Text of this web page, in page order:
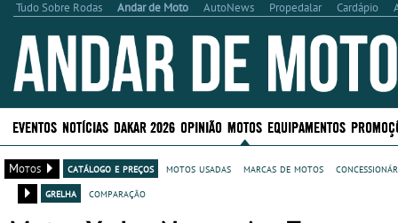
Tudo Sobre Rodas Andar de Moto AutoNews Propedalar Cardápio
EVENTOS NOTÍCIAS DAKAR 2026 OPINIÃO MOTOS EQUIPAMENTOS
Motos catálogo e preços motos usadas marcas de motos
grelha
comparação